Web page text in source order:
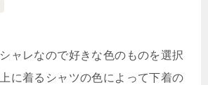
ャレなので好きな色のものを選択
に着るシャツの色によって下着の